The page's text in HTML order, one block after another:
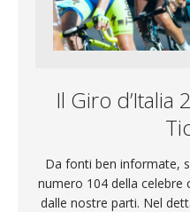
Il Giro d’Italia
Da fonti ben informate,
numero 104 della celebre
dalle nostre parti. Nel